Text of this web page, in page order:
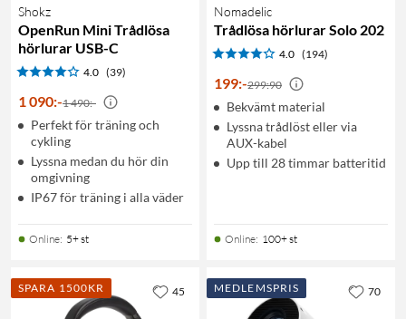
Shokz
OpenRun Mini Trådlösa
hörlurar USB-C
4.0 (39)
1 090:-1 490:-
Perfekt för träning och
cykling
Lyssna medan du hör din
omgivning
IP67 för träning i alla väder
Online: 5+ st
Nomadelic
Trådlösa hörlurar Solo 202
4.0 (194)
199:-299:90
Bekvämt material
Lyssna trådlöst eller via
AUX-kabel
Upp till 28 timmar batteritid
Online: 100+ st
SPARA 1500KR 45 MEDLEMSPRIS 70